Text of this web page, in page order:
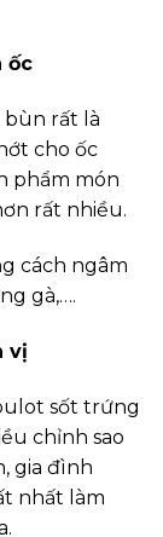
ốc
bùn rất là
cho ốc
phẩm món
rất nhiều.
cách ngâm
gà,….
vị
sốt trứng
chỉnh sao
gia đình
nhất làm